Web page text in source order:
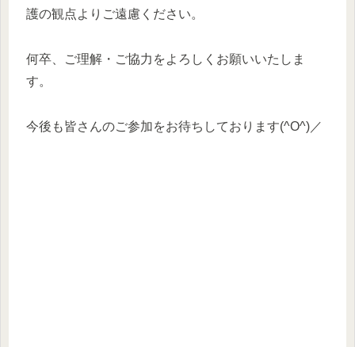
護の観点よりご遠慮ください。
何卒、ご理解・ご協力をよろしくお願いいたしま
す。
今後も皆さんのご参加をお待ちしております(^O^)／